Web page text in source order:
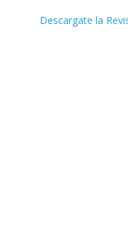
Descargate la